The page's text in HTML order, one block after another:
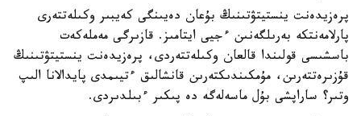
پرەزيدەنت ينستيتۋتىنىڭ بۇعان دەيىنگى كەيبىر وكىلەتتەرى
پارلامەنتكە بەرىلگەنىن ءجيى ايتامىز. قازىرگى مەملەكەت
باسشىسى قولىندا قالعان وكىلەتتەردى، پرەزيدەنت ينستيتۋتىنىڭ
قۇزىرەتتەرىن، مۇمكىندىكتەرىن قانشالىق ءتيىمدى پايدالانا الىپ
وتىر؟ ساراپشى بۇل ماسەلەگە دە پىكىر ءبىلدىردى.